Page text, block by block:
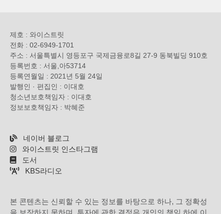
제호 : 와이스트릿
전화 : 02-6949-1701
주소 : 서울특별시 영등포구 국제금융로8길 27-9 동북빌딩 910호
등록번호 : 서울,아53714
등록연월일 : 2021년 5월 24일
발행인 · 편집인 : 이대호
청소년보호책임자 : 이대호
정보보호책임자 : 박혜준
네이버 블로그
와이스트릿 인스타그램
도서
KBS라디오
본 콘텐츠는 신뢰할 수 있는 정보를 바탕으로 하나, 그 정확성
을 보장하지 못하며, 투자에 관한 결정은 개인의 책임 하에 이